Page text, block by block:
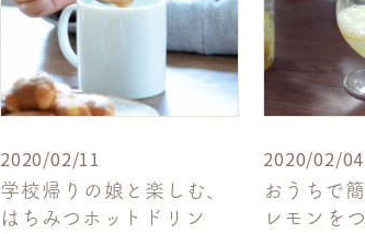
2020/02/11
学校帰りの娘と楽しむ、
はちみつホットドリン
2020/02/04
おうちで
レモンを